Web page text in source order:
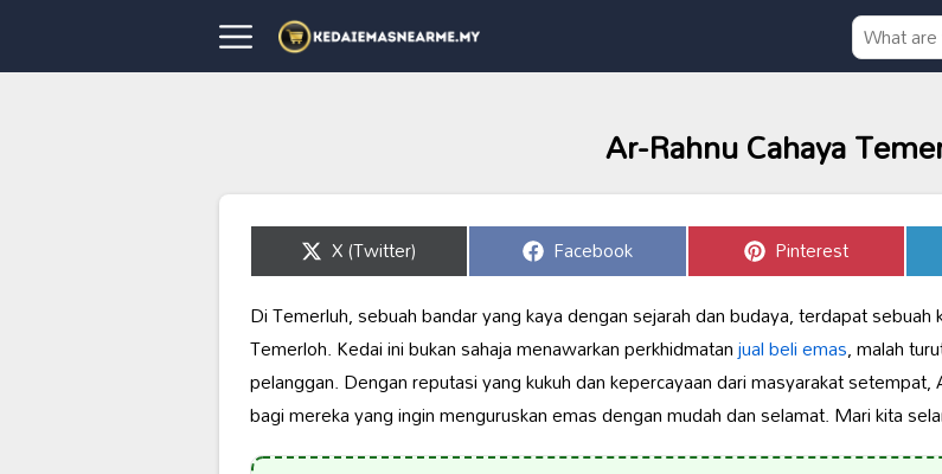
Ar-Rahnu Cahaya
Share
on
X (Twitter) Share
on
Facebook Share
on
Pinterest
Di Temerluh, sebuah bandar yang kaya dengan sejarah dan budaya, terdapat sebuah
Temerloh. Kedai ini bukan sahaja menawarkan perkhidmatanjual beli emas, malah
pelanggan. Dengan reputasi yang kukuh dan kepercayaan dari masyarakat setempat,
bagi mereka yang ingin menguruskan emas dengan mudah dan selamat. Mari kita